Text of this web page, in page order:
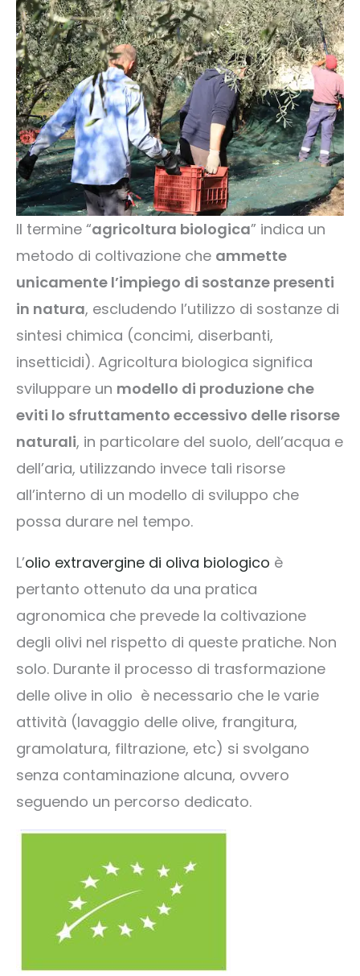
Il termine “agricoltura biologica” indica un
metodo di coltivazione che ammette
unicamente l’impiego di sostanze presenti
in natura, escludendo l’utilizzo di sostanze di
sintesi chimica (concimi, diserbanti,
insetticidi). Agricoltura biologica significa
sviluppare un modello di produzione che
eviti lo sfruttamento eccessivo delle risorse
naturali, in particolare del suolo, dell’acqua e
dell’aria, utilizzando invece tali risorse
all’interno di un modello di sviluppo che
possa durare nel tempo.
L’olio extravergine di oliva biologico è
pertanto ottenuto da una pratica
agronomica che prevede la coltivazione
degli olivi nel rispetto di queste pratiche. Non
solo. Durante il processo di trasformazione
delle olive in olio è necessario che le varie
attività (lavaggio delle olive, frangitura,
gramolatura, filtrazione, etc) si svolgano
senza contaminazione alcuna, ovvero
seguendo un percorso dedicato.